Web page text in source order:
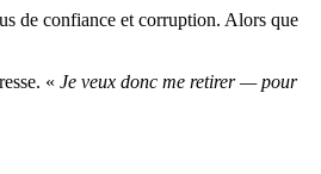
de confiance et corruption. Alors que
« Je veux donc me retirer — pour